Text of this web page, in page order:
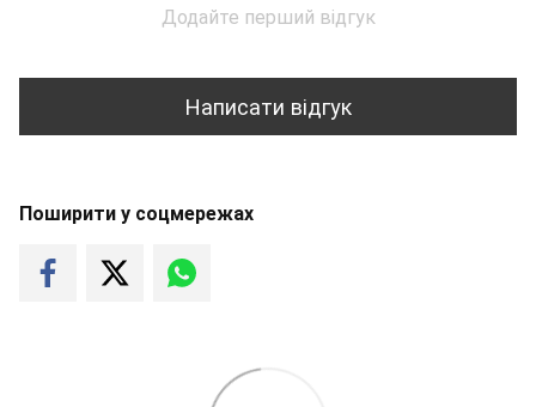
Додайте перший відгук
Написати відгук
Поширити у соцмережах